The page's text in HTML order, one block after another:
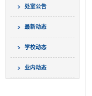
处室公告
最新动态
学校动态
业内动态